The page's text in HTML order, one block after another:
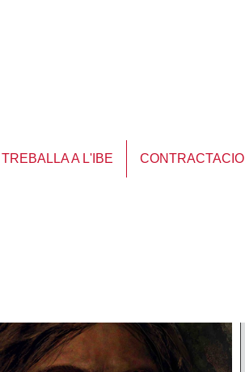
TREBALLA A L'IBE CONTRACTACIO